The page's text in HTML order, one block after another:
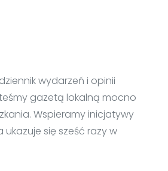
wydarzeń i opinii
gazetą lokalną mocno
Wspieramy inicjatywy
się sześć razy w